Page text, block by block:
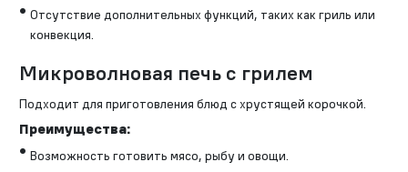
Отсутствие дополнительных функций, таких как гриль или
конвекция.
Микроволновая печь с грилем
Подходит для приготовления блюд с хрустящей корочкой.
Преимущества:
Возможность готовить мясо, рыбу и овощи.